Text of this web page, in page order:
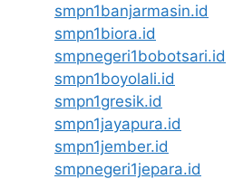
smpn1banjarmasin.id
smpn1biora.id
smpnegeri1bobotsari.id
smpn1boyolali.id
smpn1gresik.id
smpn1jayapura.id
smpn1jember.id
smpnegeri1jepara.id